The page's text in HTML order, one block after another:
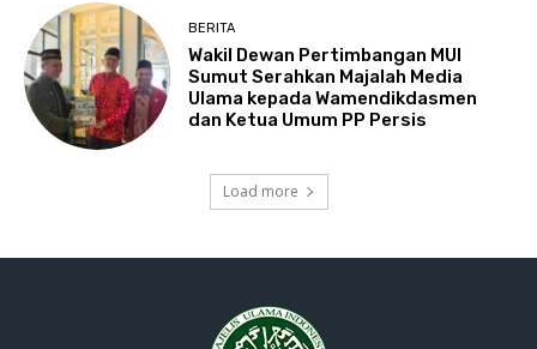
BERITA
Wakil Dewan Pertimbangan MUI
Sumut Serahkan Majalah Media
Ulama kepada Wamendikdasmen
dan Ketua Umum PP Persis
Load more